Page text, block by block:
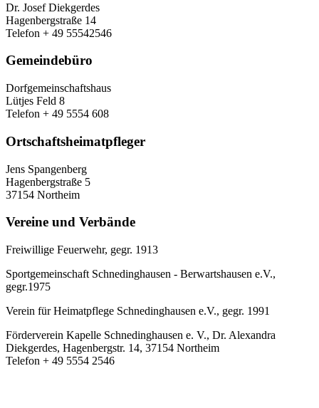
Dr. Josef Diekgerdes
Hagenbergstraße 14
Telefon + 49 55542546
Gemeindebüro
Dorfgemeinschaftshaus
Lütjes Feld 8
Telefon + 49 5554 608
Ortschaftsheimatpfleger
Jens Spangenberg
Hagenbergstraße 5
37154 Northeim
Vereine und Verbände
Freiwillige Feuerwehr, gegr. 1913
Sportgemeinschaft Schnedinghausen - Berwartshausen e.V.,
gegr.1975
Verein für Heimatpflege Schnedinghausen e.V., gegr. 1991
Förderverein Kapelle Schnedinghausen e. V., Dr. Alexandra
Diekgerdes, Hagenbergstr. 14, 37154 Northeim
Telefon + 49 5554 2546